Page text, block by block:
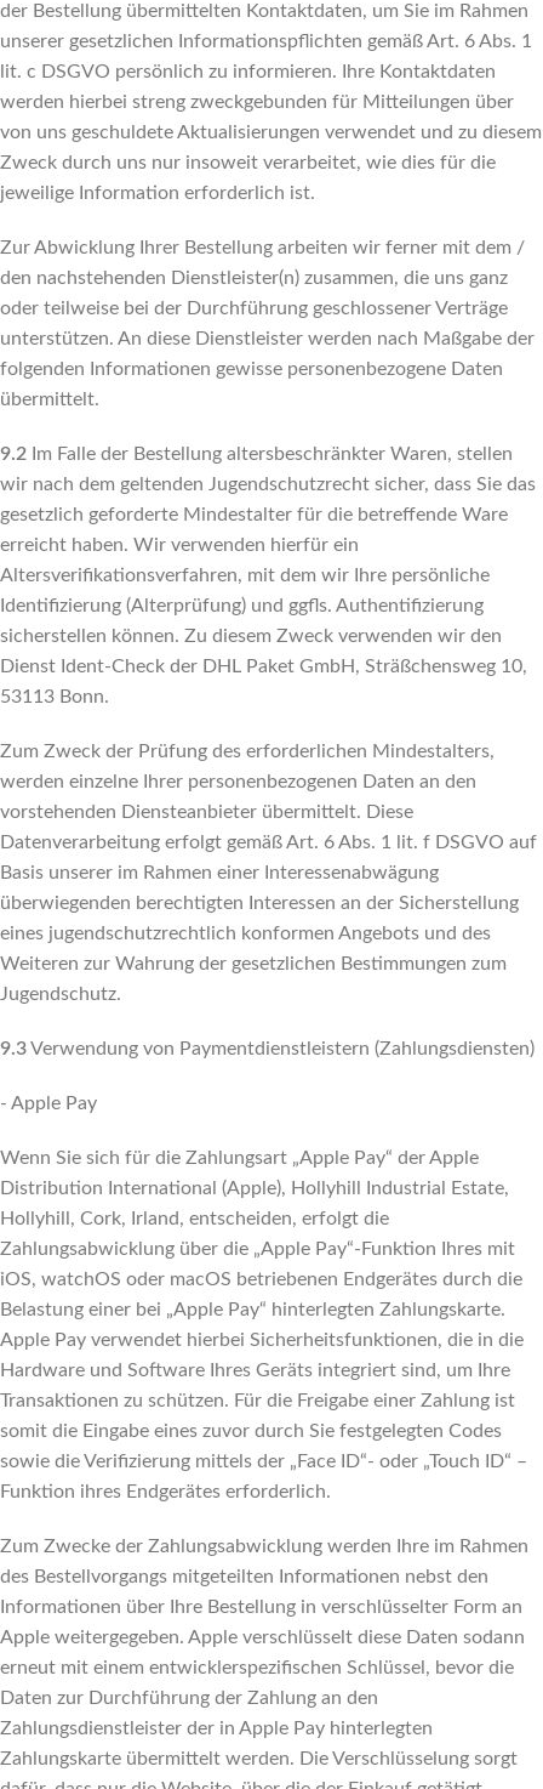
der Bestellung übermittelten Kontaktdaten, um Sie im Rahmen
unserer gesetzlichen Informationspflichten gemäß Art. 6 Abs. 1
lit. c DSGVO persönlich zu informieren. Ihre Kontaktdaten
werden hierbei streng zweckgebunden für Mitteilungen über
von uns geschuldete Aktualisierungen verwendet und zu diesem
Zweck durch uns nur insoweit verarbeitet, wie dies für die
jeweilige Information erforderlich ist.
Zur Abwicklung Ihrer Bestellung arbeiten wir ferner mit dem /
den nachstehenden Dienstleister(n) zusammen, die uns ganz
oder teilweise bei der Durchführung geschlossener Verträge
unterstützen. An diese Dienstleister werden nach Maßgabe der
folgenden Informationen gewisse personenbezogene Daten
übermittelt.
9.2 Im Falle der Bestellung altersbeschränkter Waren, stellen
wir nach dem geltenden Jugendschutzrecht sicher, dass Sie das
gesetzlich geforderte Mindestalter für die betreffende Ware
erreicht haben. Wir verwenden hierfür ein
Altersverifikationsverfahren, mit dem wir Ihre persönliche
Identifizierung (Alterprüfung) und ggfls. Authentifizierung
sicherstellen können. Zu diesem Zweck verwenden wir den
Dienst Ident-Check der DHL Paket GmbH, Sträßchensweg 10,
53113 Bonn.
Zum Zweck der Prüfung des erforderlichen Mindestalters,
werden einzelne Ihrer personenbezogenen Daten an den
vorstehenden Diensteanbieter übermittelt. Diese
Datenverarbeitung erfolgt gemäß Art. 6 Abs. 1 lit. f DSGVO auf
Basis unserer im Rahmen einer Interessenabwägung
überwiegenden berechtigten Interessen an der Sicherstellung
eines jugendschutzrechtlich konformen Angebots und des
Weiteren zur Wahrung der gesetzlichen Bestimmungen zum
Jugendschutz.
9.3Verwendung von Paymentdienstleistern (Zahlungsdiensten)
- Apple Pay
Wenn Sie sich für die Zahlungsart „Apple Pay“ der Apple
Distribution International (Apple), Hollyhill Industrial Estate,
Hollyhill, Cork, Irland, entscheiden, erfolgt die
Zahlungsabwicklung über die „Apple Pay“-Funktion Ihres mit
iOS, watchOS oder macOS betriebenen Endgerätes durch die
Belastung einer bei „Apple Pay“ hinterlegten Zahlungskarte.
Apple Pay verwendet hierbei Sicherheitsfunktionen, die in die
Hardware und Software Ihres Geräts integriert sind, um Ihre
Transaktionen zu schützen. Für die Freigabe einer Zahlung ist
somit die Eingabe eines zuvor durch Sie festgelegten Codes
sowie die Verifizierung mittels der „Face ID“- oder „Touch ID“ –
Funktion ihres Endgerätes erforderlich.
Zum Zwecke der Zahlungsabwicklung werden Ihre im Rahmen
des Bestellvorgangs mitgeteilten Informationen nebst den
Informationen über Ihre Bestellung in verschlüsselter Form an
Apple weitergegeben. Apple verschlüsselt diese Daten sodann
erneut mit einem entwicklerspezifischen Schlüssel, bevor die
Daten zur Durchführung der Zahlung an den
Zahlungsdienstleister der in Apple Pay hinterlegten
Zahlungskarte übermittelt werden. Die Verschlüsselung sorgt